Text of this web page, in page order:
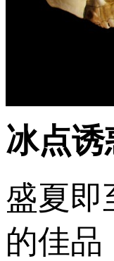
冰点
盛夏即
的佳品